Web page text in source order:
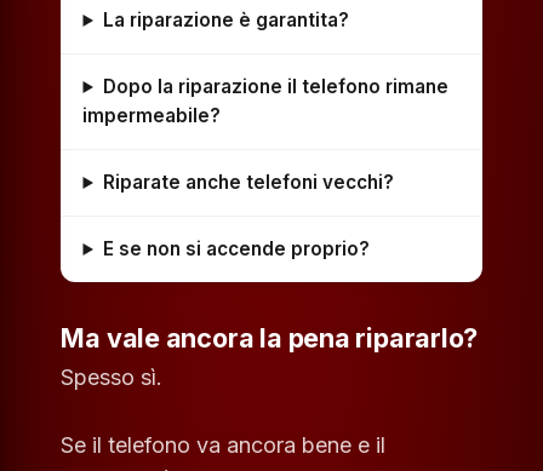
La riparazione è garantita?
Dopo la riparazione il telefono rimane
impermeabile?
Riparate anche telefoni vecchi?
E se non si accende proprio?
Ma vale ancora la pena ripararlo?
Spesso sì.
Se il telefono va ancora bene e il